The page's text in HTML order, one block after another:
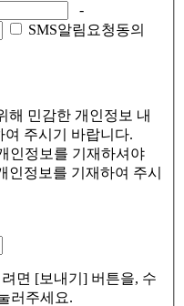
-
SMS알림요청동의
민감한 개인정보 내
주시기 바랍니다.
인정보를 기재하셔야
인정보를 기재하여 주시
면 [보내기] 버튼을, 수
러주세요.